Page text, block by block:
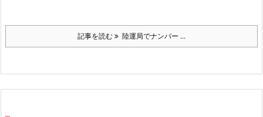
記事を読む 陸運局でナンバー ...